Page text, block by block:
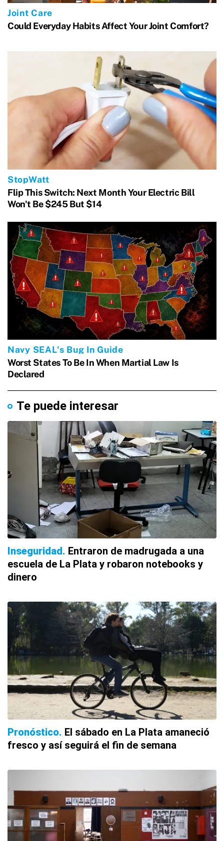
Te puede interesar
Inseguridad
Entraron de madrugada a una
escuela de La Plata y robaron notebooks y
dinero
Pronóstico El sábado en La Plata amaneció
fresco y así seguirá el fin de semana